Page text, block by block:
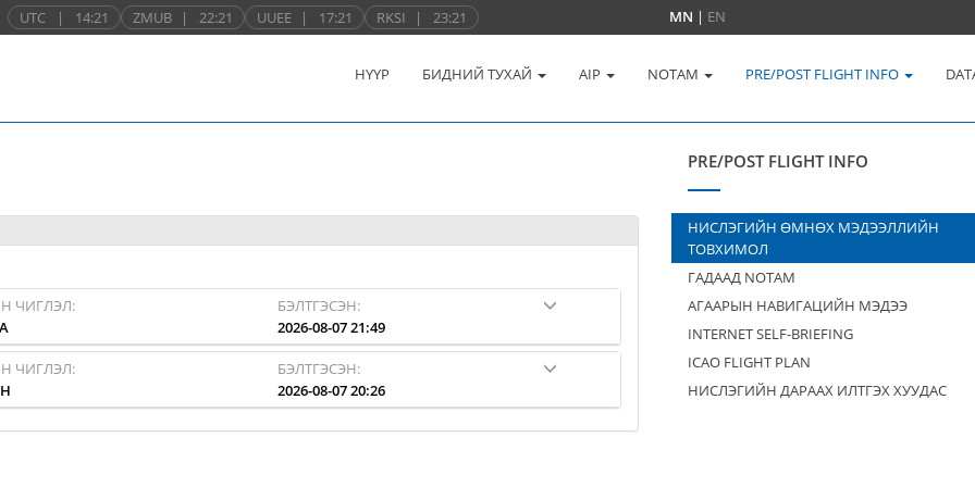
UTC | 14:21 ZMUB | 22:21 UUEE | 17:21 RKSI | 23:21 MN | EN
НҮҮР БИДНИЙ ТУХАЙ AIP NOTAM PRE/POST FLIGHT INFO
ЧИГЛЭЛ:
БЭЛТГЭСЭН:
2026-08-07 21:49
ЧИГЛЭЛ:
БЭЛТГЭСЭН:
2026-08-07 20:26
PRE/POST FLIGHT INFO
НИСЛЭГИЙН ӨМНӨХ МЭДЭЭЛЛИЙН
ТОВХИМОЛ
ГАДААД NOTAM
АГААРЫН НАВИГАЦИЙН МЭДЭЭ
INTERNET SELF-BRIEFING
ICAO FLIGHT PLAN
НИСЛЭГИЙН ДАРААХ ИЛТГЭХ ХУУДАС